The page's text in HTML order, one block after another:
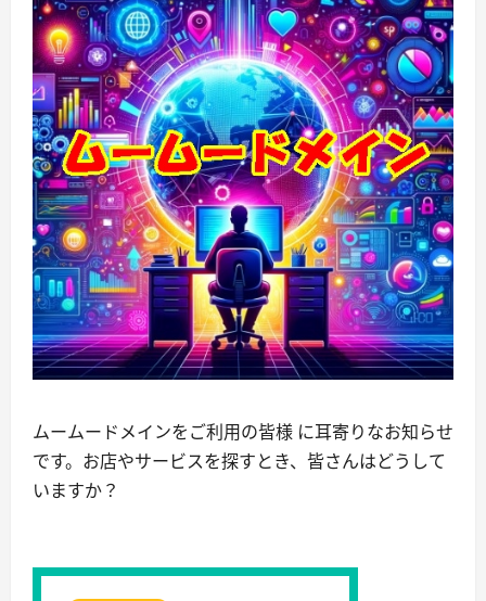
ムームードメインをご利用の皆様 に耳寄りなお知らせ
です。お店やサービスを探すとき、皆さんはどうして
いますか？